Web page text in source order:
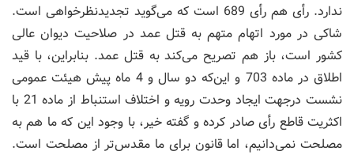
ندارد. رأی هم رأی 689 است که می‌گوید تجدیدنظرخواهی است.
شاکی در مورد اتهام متهم به قتل عمد در صلاحیت دیوان عالی
کشور است، باز هم تصریح می‌کند به قتل عمد. بنابراین، با قید
اطلاق در ماده 703 و این‌که دو سال و 4 ماه پیش هیئت عمومی
نشست درجهت ایجاد وحدت رویه و اختلاف استنباط از ماده 21 با
اکثریت قاطع رأی صادر کرده و گفته خیر، با وجود این ‌که ما هم به
مصلحت نمی‌دانیم، اما قانون برای ما مقدس‌تر از مصلحت است.